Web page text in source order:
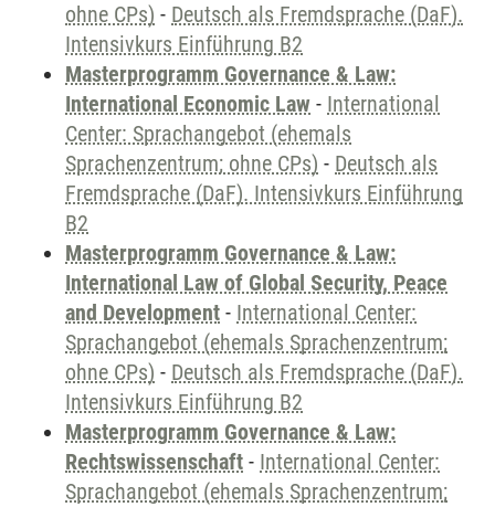
ohne CPs) - Deutsch als Fremdsprache (DaF).
Intensivkurs Einführung B2
Masterprogramm Governance & Law:
International Economic Law - International
Center: Sprachangebot (ehemals
Sprachenzentrum; ohne CPs) - Deutsch als
Fremdsprache (DaF). Intensivkurs Einführung
B2
Masterprogramm Governance & Law:
International Law of Global Security, Peace
and Development - International Center:
Sprachangebot (ehemals Sprachenzentrum;
ohne CPs) - Deutsch als Fremdsprache (DaF).
Intensivkurs Einführung B2
Masterprogramm Governance & Law:
Rechtswissenschaft - International Center:
Sprachangebot (ehemals Sprachenzentrum;